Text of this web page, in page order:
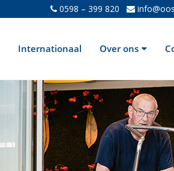
0598 – 399 820
Internationaal Over ons